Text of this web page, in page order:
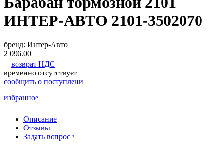
ИНТЕР-АВТО 2101-3502070
бренд: Интер-Авто
2 096.00
возврат НДС
временно отсутствует
сообщить о поступлени
избранное
Описание
Отзывы
Задать вопрос ?